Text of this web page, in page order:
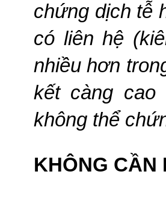
chứng dịch tễ
có liên hệ
nhiều hơn
kết càng
không thể
KHÔNG CẦN